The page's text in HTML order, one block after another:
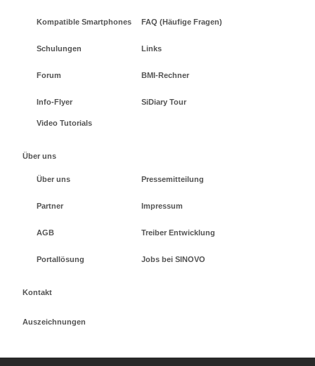
Kompatible Smartphones FAQ (Häufige Fragen)
Schulungen Links
Forum BMI-Rechner
Info-Flyer SiDiary Tour
Video Tutorials
Über uns
Über uns Pressemitteilung
Partner Impressum
AGB Treiber Entwicklung
Portallösung Jobs bei SINOVO
Kontakt
Auszeichnungen